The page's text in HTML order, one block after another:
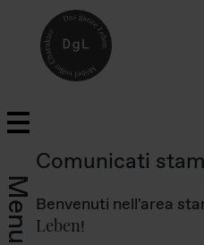
Menu
Comunicati
Benvenuti nell'area
Leben!